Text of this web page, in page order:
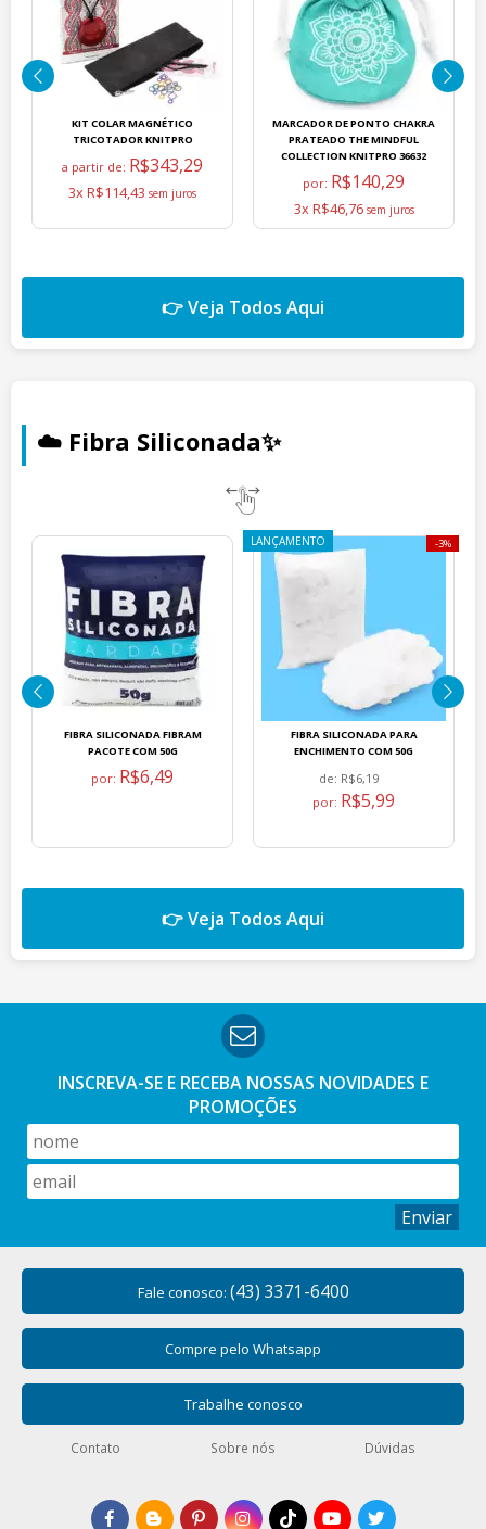
KIT COLAR MAGNÉTICO
TRICOTADOR KNITPRO
a partir de: R$343,29
3x R$114,43
MARCADOR DE PONTO CHAKRA
PRATEADO THE MINDFUL
COLLECTION KNITPRO 36632
por: R$140,29
3x R$46,76
👉 Veja Todos Aqui
☁️ Fibra Siliconada✨
FIBRA SILICONADA FIBRAM
PACOTE COM 50G
por: R$6,49
LANÇAMENTO
FIBRA SILICONADA PARA
ENCHIMENTO COM 50G
de: R$6,19
por: R$5,99
3%
👉 Veja Todos Aqui
INSCREVA-SE E RECEBA NOSSAS NOVIDADES E
PROMOÇÕES
Enviar
Fale conosco: (43) 3371-6400
Compre pelo Whatsapp
Trabalhe conosco
Contato Sobre nós Dúvidas